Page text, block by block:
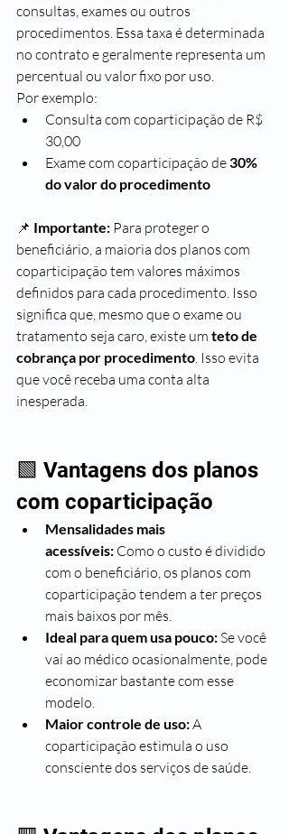
consultas, exames ou outros
procedimentos. Essa taxa é determinada
no contrato e geralmente representa um
percentual ou valor fixo por uso.
Por exemplo:
Consulta com coparticipação de R$
30,00
Exame com coparticipação de 30%
do valor do procedimento
📌 Importante: Para proteger o
beneficiário, a maioria dos planos com
coparticipação tem valores máximos
definidos para cada procedimento. Isso
significa que, mesmo que o exame ou
tratamento seja caro, existe um teto de
cobrança por procedimento. Isso evita
que você receba uma conta alta
inesperada.
🟩 Vantagens dos planos
com coparticipação
Mensalidades mais
acessíveis: Como o custo é dividido
com o beneficiário, os planos com
coparticipação tendem a ter preços
mais baixos por mês.
Ideal para quem usa pouco: Se você
vai ao médico ocasionalmente, pode
economizar bastante com esse
modelo.
Maior controle de uso: A
coparticipação estimula o uso
consciente dos serviços de saúde.